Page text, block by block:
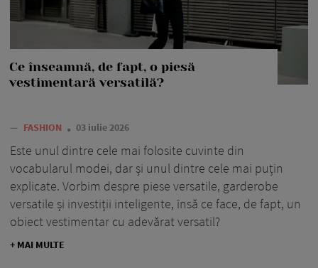
Ce înseamnă, de fapt, o piesă
vestimentară versatilă?
— FASHION 03 iulie 2026
Este unul dintre cele mai folosite cuvinte din
vocabularul modei, dar și unul dintre cele mai puțin
explicate. Vorbim despre piese versatile, garderobe
versatile și investiții inteligente, însă ce face, de fapt, un
obiect vestimentar cu adevărat versatil?
+ MAI MULTE